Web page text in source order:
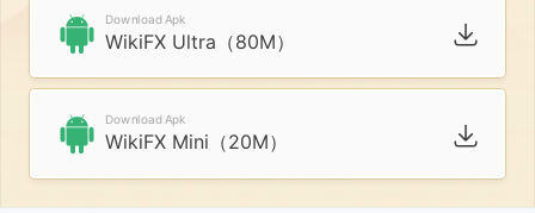
Download Apk
WikiFX Ultra（80M）
Download Apk
WikiFX Mini（20M）